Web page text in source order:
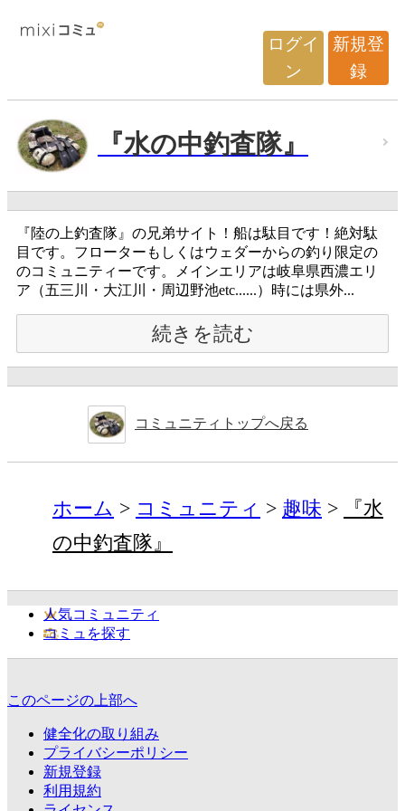
ログイ
ン
新規登
録
『水の中釣査隊』
『陸の上釣査隊』の兄弟サイト！船は駄目です！絶対駄
目です。フローターもしくはウェダーからの釣り限定の
のコミュニティーです。メインエリアは岐阜県西濃エリ
ア（五三川・大江川・周辺野池etc......）時には県外...
続きを読む
コミュニティトップへ戻る
ホーム コミュニティ 趣味
『水
の中釣査隊』
人気コミュニティ
コミュを探す
このページの上部へ
健全化の取り組み
プライバシーポリシー
新規登録
利用規約